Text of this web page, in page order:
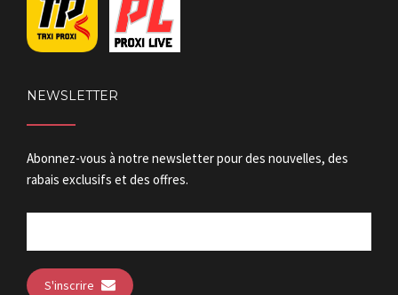
NEWSLETTER
Abonnez-vous à notre newsletter pour des nouvelles, des
rabais exclusifs et des offres.
S'inscrire